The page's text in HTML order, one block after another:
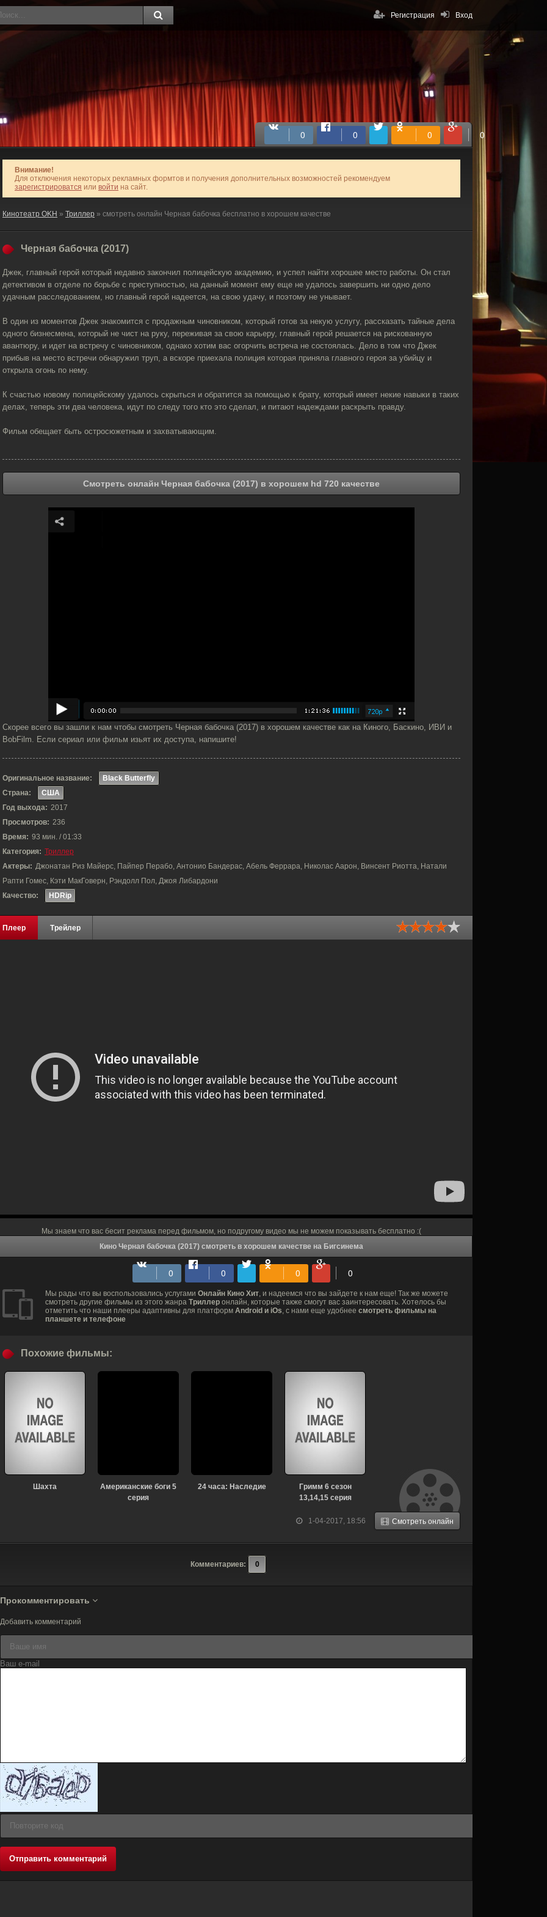
Вход
Регистрация
Внимание!
Для отключения некоторых рекламных формтов и получения дополнительных возможностей рекомендуем
зарегистрироватся или войти на сайт.
Кинотеатр OKH » Триллер » смотреть онлайн Черная бабочка бесплатно в хорошем качестве
Черная бабочка (2017)
Джек, главный герой который недавно закончил полицейскую академию, и успел найти хорошее место работы. Он стал
детективом в отделе по борьбе с преступностью, на данный момент ему еще не удалось завершить ни одно дело
удачным расследованием, но главный герой надеется, на свою удачу, и поэтому не унывает.
В один из моментов Джек знакомится с продажным чиновником, который готов за некую услугу, рассказать тайные дела
одного бизнесмена, который не чист на руку, переживая за свою карьеру, главный герой решается на рискованную
авантюру, и идет на встречу с чиновником, однако хотим вас огорчить встреча не состоялась. Дело в том что Джек
прибыв на место встречи обнаружил труп, а вскоре приехала полиция которая приняла главного героя за убийцу и
открыла огонь по нему.
К счастью новому полицейскому удалось скрыться и обратится за помощью к брату, который имеет некие навыки в таких
делах, теперь эти два человека, идут по следу того кто это сделал, и питают надеждами раскрыть правду.
Фильм обещает быть остросюжетным и захватывающим.
Смотреть онлайн Черная бабочка (2017) в хорошем hd 720 качестве
Скорее всего вы зашли к нам чтобы смотреть Черная бабочка (2017) в хорошем качестве как на Киного, Баскино, ИВИ и
BobFilm. Если сериал или фильм изьят их доступа, напишите!
Оригинальное название:
Black Butterfly
Страна:
США
Год выхода: 2017
Просмотров: 236
Время: 93 мин. / 01:33
Категория: Триллер
Актеры: Джонатан Риз Майерс, Пайпер Перабо, Антонио Бандерас, Абель Феррара, Николас Аарон, Винсент Риотта, Натали
Рапти Гомес, Кэти МакГоверн, Рэндолл Пол, Джоя Либардони
Качество:
HDRip
Плеер Трейлер
Мы знаем что вас бесит реклама перед фильмом, но подругому видео мы не можем показывать бесплатно :(
Кино Черная бабочка (2017) смотреть в хорошем качестве на Бигсинема
Мы рады что вы воспользовались услугами Онлайн Кино Хит, и надеемся что вы зайдете к нам еще! Так же можете
смотреть другие фильмы из этого жанра Триллер онлайн, которые также смогут вас заинтересовать. Хотелось бы
отметить что наши плееры адаптивны для платформ Android и iOs, с нами еще удобнее смотреть фильмы на
планшете и телефоне
1-04-2017, 18:56 Смотреть онлайн
Похожие фильмы:
Шахта
Американские боги 5
серия
24 часа: Наследие
Гримм 6 сезон
13,14,15 серия
Комментариев: 0
Прокомментировать
Добавить комментарий
Отправить комментарий